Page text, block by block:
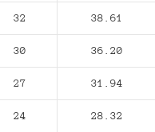
32 38.61
30 36.20
27 31.94
24 28.32